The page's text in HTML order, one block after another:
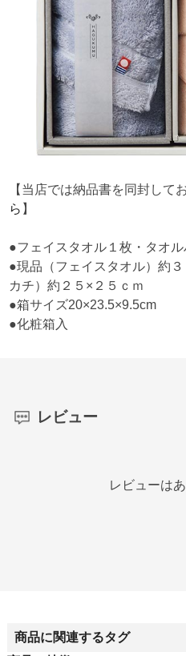
【当店では納品書を同封して
ら 】
●フェイスタオル１枚・タオ
●現品（フェイスタオル）約
カチ）約２５×２５ｃｍ
●箱サイズ20×23.5×9.5cm
●化粧箱入
レビュー
レビューは
商品に関連するタグ